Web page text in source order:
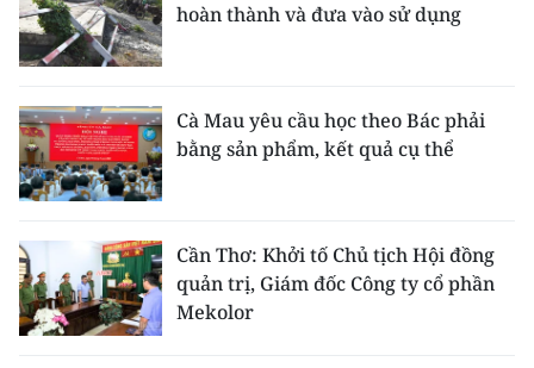
hoàn thành và đưa vào sử dụng
Cà Mau yêu cầu học theo Bác phải
bằng sản phẩm, kết quả cụ thể
Cần Thơ: Khởi tố Chủ tịch Hội đồng
quản trị, Giám đốc Công ty cổ phần
Mekolor